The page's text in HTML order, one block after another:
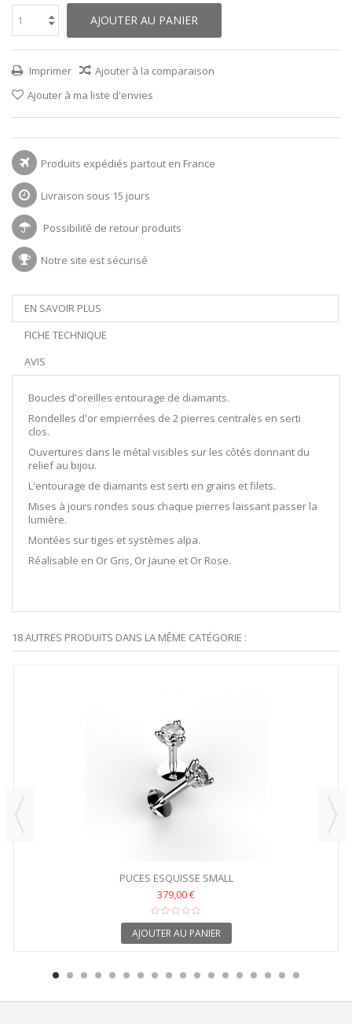
AJOUTER AU PANIER
Imprimer
Ajouter à la comparaison
Ajouter à ma liste d'envies
Produits expédiés partout en France
Livraison sous 15 jours
Possibilité de retour produits
Notre site est sécurisé
EN SAVOIR PLUS
FICHE TECHNIQUE
AVIS
Boucles d'oreilles entourage de diamants.
Rondelles d'or empierrées de 2 pierres centrales en serti
clos.
Ouvertures dans le métal visibles sur les côtés donnant du
relief au bijou.
L'entourage de diamants est serti en grains et filets.
Mises à jours rondes sous chaque pierres laissant passer la
lumière.
Montées sur tiges et systèmes alpa.
Réalisable en Or Gris, Or Jaune et Or Rose.
18 AUTRES PRODUITS DANS LA MÊME CATÉGORIE :
PUCES ESQUISSE SMALL
379,00 €
AJOUTER AU PANIER